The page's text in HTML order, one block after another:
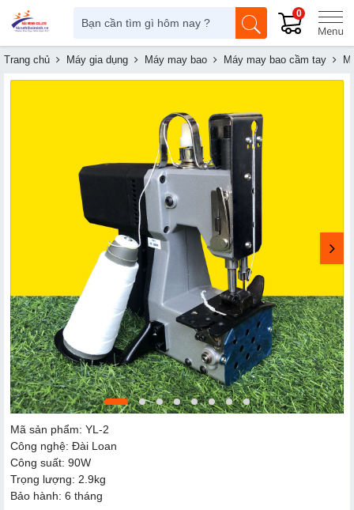
0
Trang chủ Máy gia dụng Máy may bao Máy may bao cầm tay
Mã sản phẩm: YL-2
Công nghệ: Đài Loan
Công suất: 90W
Trọng lượng: 2.9kg
Bảo hành: 6 tháng